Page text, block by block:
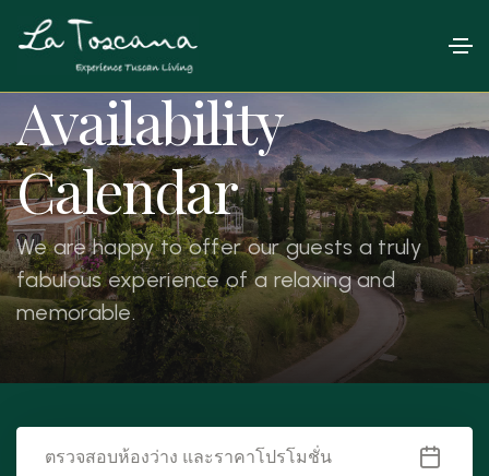
Availability
Calendar
We are happy to offer our guests a truly
fabulous experience of a relaxing and
memorable.